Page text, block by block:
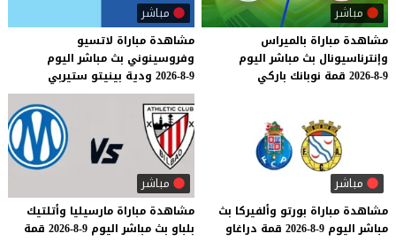
مباشر
مشاهدة مباراة بالميراس
وإنترناسيونال بث مباشر اليوم
9-8-2026
قمة نوبانك باركي
مباشر
مشاهدة مباراة لاتسيو
وفروسينوني بث مباشر اليوم
9-8-2026
ودية بينيتو ستيربي
مباشر
مشاهدة مباراة بورتو وألفيركا بث
مباشر اليوم 9-8-2026 قمة دراغاو
مباشر
مشاهدة مباراة مارسيليا وأتلتيك
بلباو بث مباشر اليوم 9-8-2026
قمة